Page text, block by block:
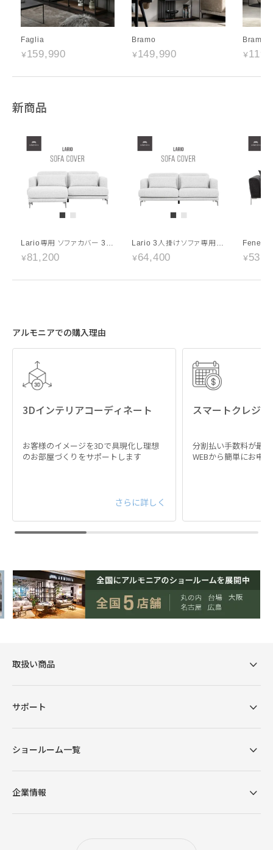
Faglia
159,990
Bramo
149,990
Bramo
新商品
81,200 64,400
アルモニアでの購入理由
3Dインテリアコーディネート
お客様のイメージを3Dで具現化し理想
のお部屋づくりをサポートします
さらに詳しく
スマートクレジ
分割払い手数料が最
WEBから簡単にお申
取扱い商品
サポート
ショールーム一覧
企業情報